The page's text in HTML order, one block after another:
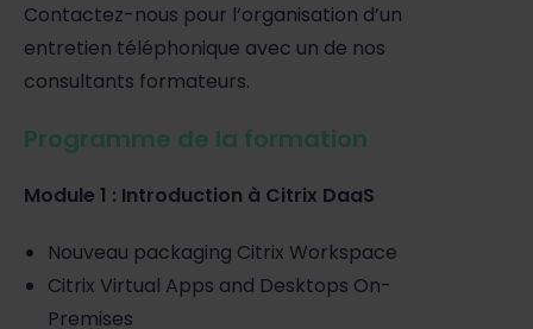
Contactez-nous pour l’organisation d’un
entretien téléphonique avec un de nos
consultants formateurs.
Programme de la formation
Module 1 : Introduction à Citrix DaaS
Nouveau packaging Citrix Workspace
Citrix Virtual Apps and Desktops On-
Premises